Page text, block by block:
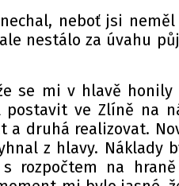
neboť jsi
nestálo za úvahu
se mi v hlavě
postavit ve Zlíně na
a druhá realizovat.
z hlavy. Náklady
rozpočtem na